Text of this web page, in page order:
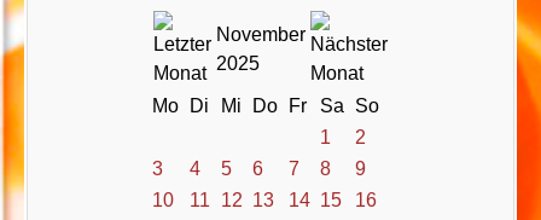
November
2025
Mo Di Mi Do Fr Sa
So
1
2
3
4 5 6 7 8
9
10
11 12 13 14 15
16